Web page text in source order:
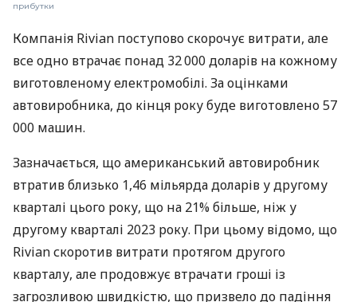
прибутки
Компанія Rivian поступово скорочує витрати, але
все одно втрачає понад 32 000 доларів на кожному
виготовленому електромобілі. За оцінками
автовиробника, до кінця року буде виготовлено 57
000 машин.
Зазначається, що американський автовиробник
втратив близько 1,46 мільярда доларів у другому
кварталі цього року, що на 21% більше, ніж у
другому кварталі 2023 року. При цьому відомо, що
Rivian скоротив витрати протягом другого
кварталу, але продовжує втрачати гроші із
загрозливою швидкістю, що призвело до падіння